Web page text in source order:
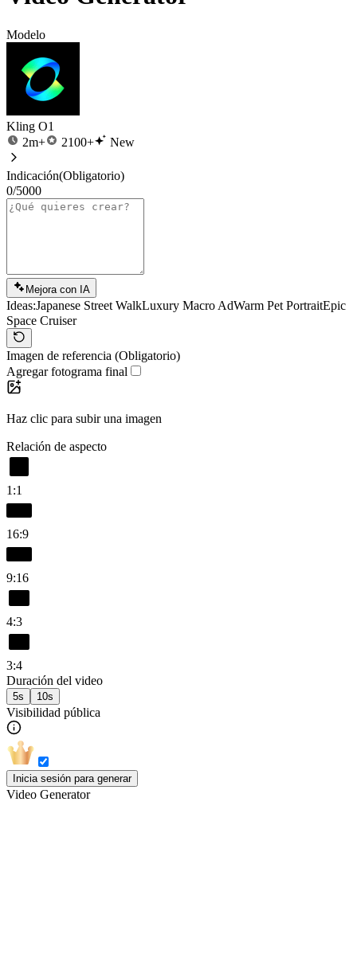
Modelo
Kling O1
2m+
2100+ New
Indicación(Obligatorio)
0/5000
Mejora con IA
Ideas:Japanese Street WalkLuxury Macro AdWarm Pet PortraitEpic
Space Cruiser
Imagen de referencia (Obligatorio)
Agregar fotograma final
Haz clic para subir una imagen
Relación de aspecto
1:1
16:9
9:16
4:3
3:4
Duración del video
5s 10s
Visibilidad pública
Inicia sesión para generar
Video Generator